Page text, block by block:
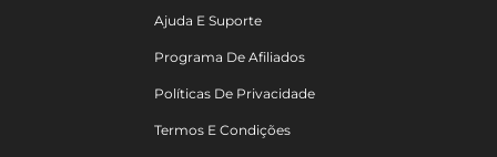
Ajuda E Suporte
Programa De Afiliados
Políticas De Privacidade
Termos E Condições